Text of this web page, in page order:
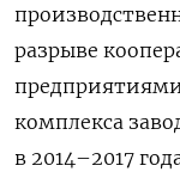
разрыве
комплекса
в 2014–2017